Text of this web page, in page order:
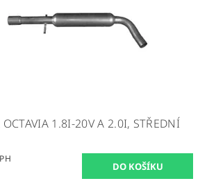
OCTAVIA 1.8I-20V A 2.0I, STŘEDNÍ
DPH